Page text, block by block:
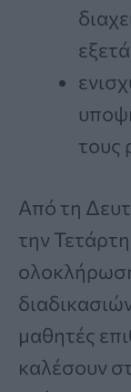
τους
Από τη
την
μαθητές
καλέσουν